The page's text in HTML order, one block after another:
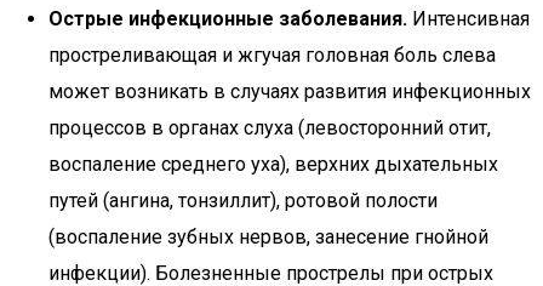
Острые инфекционные заболевания. Интенсивная
простреливающая и жгучая головная боль слева
может возникать в случаях развития инфекционных
процессов в органах слуха (левосторонний отит,
воспаление среднего уха), верхних дыхательных
путей (ангина, тонзиллит), ротовой полости
(воспаление зубных нервов, занесение гнойной
инфекции). Болезненные прострелы при острых